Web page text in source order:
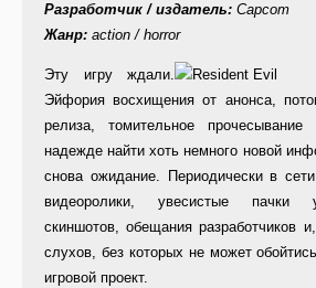
Разработчик / издатель: Capcom
Жанр: action / horror
Эту игру ждали.
Эйфория восхищения от анонса,
релиза, томительное
надежде найти хоть немного новой
снова ожидание. Периодически в
видеоролики, увесистые пачки
скиншотов, обещания разработчиков
слухов, без которых не может
игровой проект.